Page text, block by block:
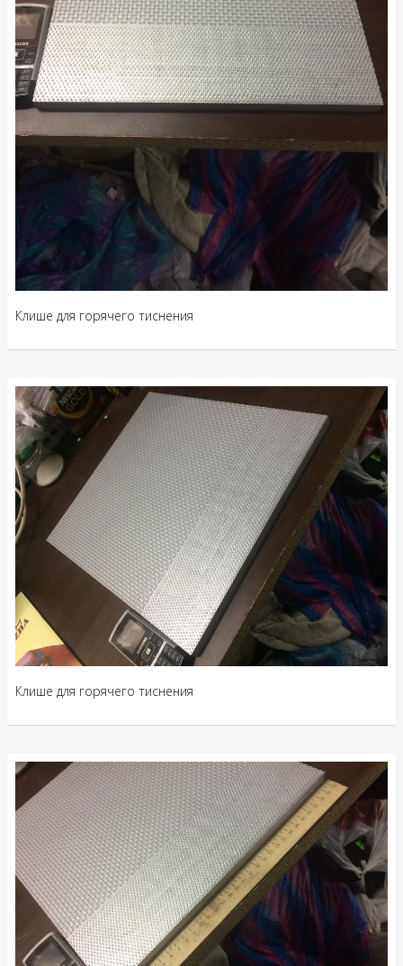
Клише для горячего тиснения
Клише для горячего тиснения